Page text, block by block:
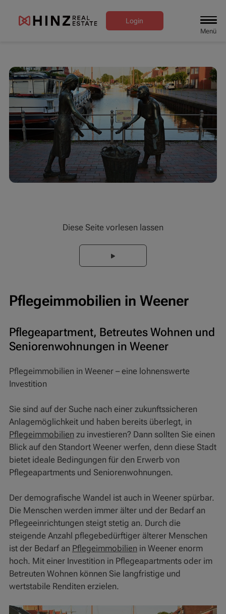
Login
Diese Seite vorlesen lassen
Pflegeimmobilien in Weener
Pflegeapartment, Betreutes Wohnen und
Seniorenwohnungen in Weener
Pflegeimmobilien in Weener – eine lohnenswerte
Investition
Sie sind auf der Suche nach einer zukunftssicheren
Anlagemöglichkeit und haben bereits überlegt, in
Pflegeimmobilien zu investieren? Dann sollten Sie einen
Blick auf den Standort Weener werfen, denn diese Stadt
bietet ideale Bedingungen für den Erwerb von
Pflegeapartments und Seniorenwohnungen.
Der demografische Wandel ist auch in Weener spürbar.
Die Menschen werden immer älter und der Bedarf an
Pflegeeinrichtungen steigt stetig an. Durch die
steigende Anzahl pflegebedürftiger älterer Menschen
ist der Bedarf an Pflegeimmobilien in Weener enorm
hoch. Mit einer Investition in Pflegeapartments oder im
Betreuten Wohnen können Sie langfristige und
wertstabile Renditen erzielen.